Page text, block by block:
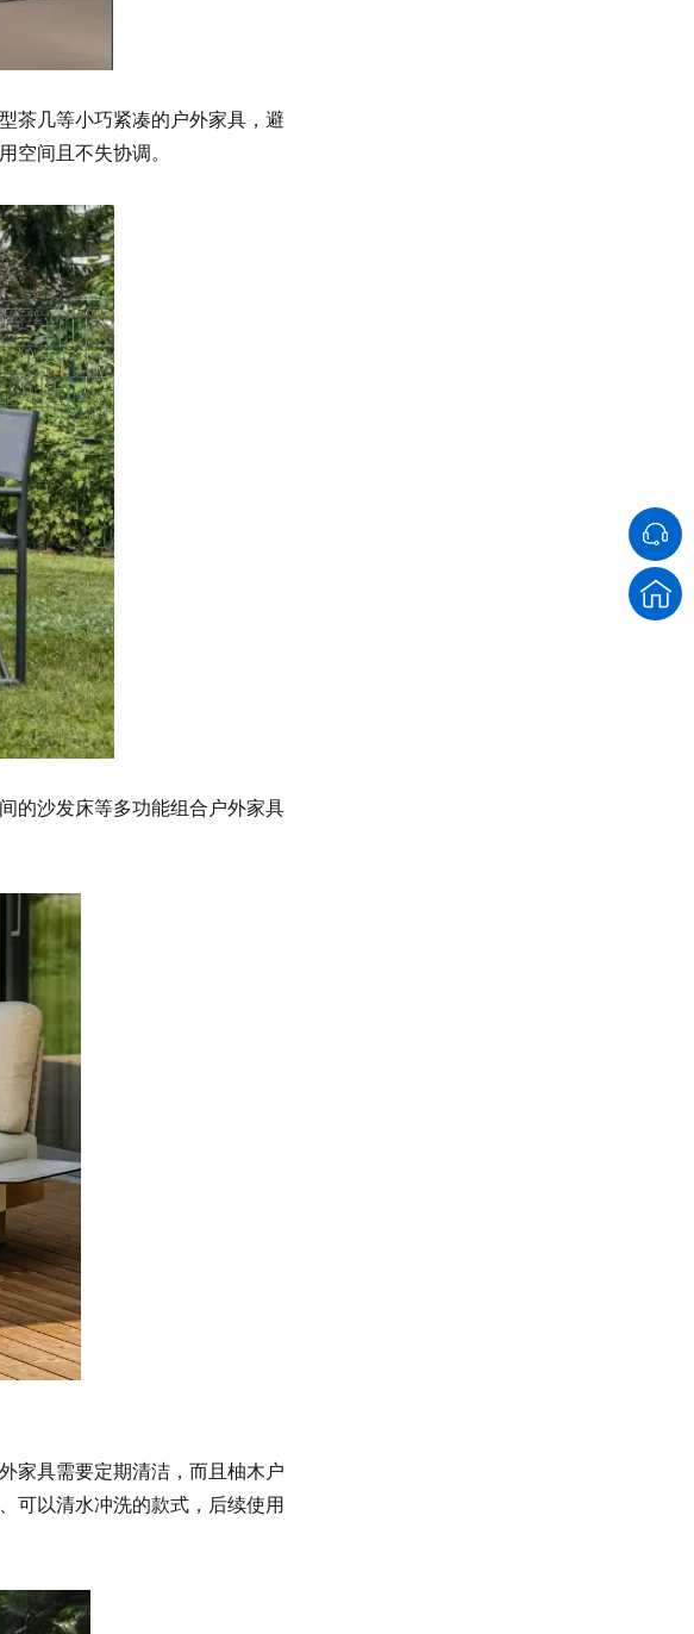
茶几等小巧紧凑的户外家具，避
空间且不失协调。
的沙发床等多功能组合户外家具
家具需要定期清洁，而且柚木户
可以清水冲洗的款式，后续使用